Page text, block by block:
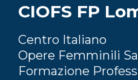
CIOFS FP
Centro Italiano
Opere Femminili
Formazione